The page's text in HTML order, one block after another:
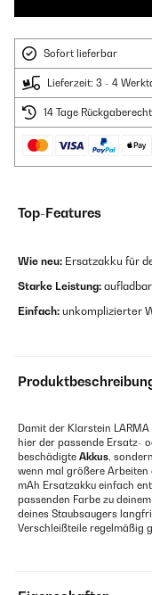
Sofort lieferbar
Lieferzeit: 3 - 4
14 Tage Rückgaberecht
Top-Features
Wie neu: Ersatzakku für
Starke Leistung:
Einfach: unkomplizierter
Damit der Klarstein
hier der passende Ersatz-
beschädigte Akkus,
wenn mal größere
mAh Ersatzakku einfach
passenden Farbe zu
deines Staubsaugers
Verschleißteile regelmäßig